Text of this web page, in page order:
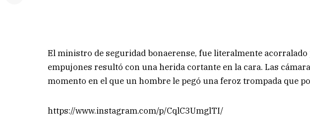
El ministro de seguridad bonaerense, fue literalmente
empujones resultó con una herida cortante en la cara. Las
momento en el que un hombre le pegó una feroz trompada que
https://www.instagram.com/p/CqlC3UmglTI/